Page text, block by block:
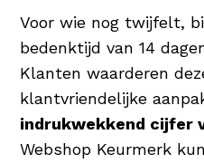
Voor wie nog twijfelt,
bedenktijd van 14
Klanten waarderen
klantvriendelijke
indrukwekkend cijfer
Webshop Keurmerk